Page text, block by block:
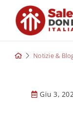
content
Notizie &
Giu 3,